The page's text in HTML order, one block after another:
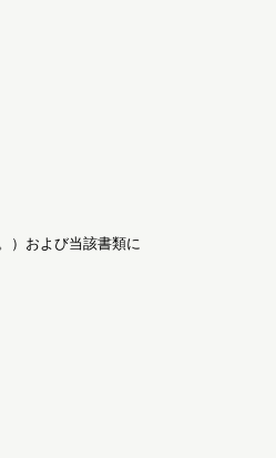
）および当該書類に